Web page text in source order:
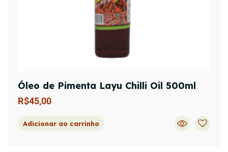
Óleo de Pimenta Layu Chilli Oil 500ml
R$45,00
Adicionar ao carrinho